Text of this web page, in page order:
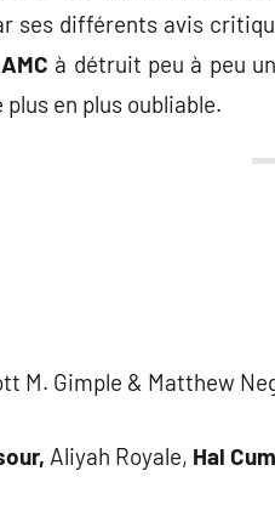
ses différents avis
AMC à détruit peu à peu
en plus oubliable.
M. Gimple & Matthew
Aliyah Royale, Hal